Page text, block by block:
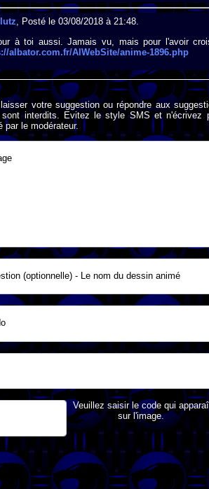
, Posté le 03/08/2018 à 21:48.
à toi aussi. Jamais vu, mais pour l'avoir
albator.com.fr/AlWebSite/anime-1896.php
votre suggestion ou répondre aux
sont interdits. Evitez le style SMS et n'écrivez
par le modérateur.
(optionnelle) - Le nom du dessin animé
Veuillez saisir le code qui
sur l'image.